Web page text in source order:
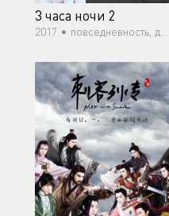
3 часа ночи 2
2017 • повседневность, драма